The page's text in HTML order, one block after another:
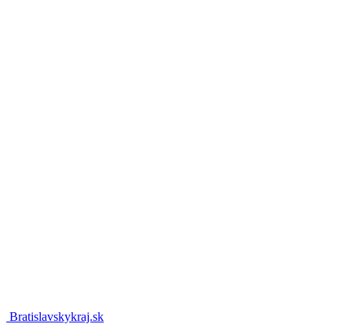
Bratislavskykraj.sk